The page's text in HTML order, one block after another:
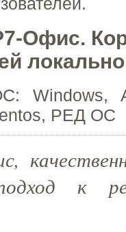
Офис.
Windows,
РЕД ОС
к